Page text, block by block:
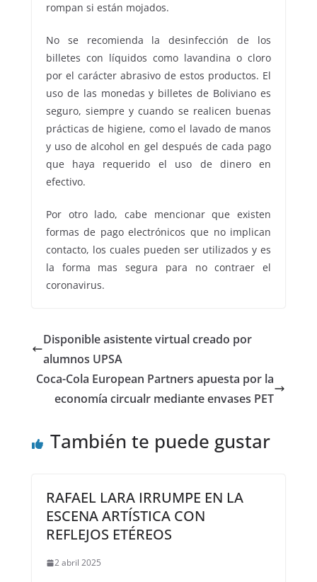
rompan si están mojados.
No se recomienda la desinfección de los
billetes con líquidos como lavandina o cloro
por el carácter abrasivo de estos productos. El
uso de las monedas y billetes de Boliviano es
seguro, siempre y cuando se realicen buenas
prácticas de higiene, como el lavado de manos
y uso de alcohol en gel después de cada pago
que haya requerido el uso de dinero en
efectivo.
Por otro lado, cabe mencionar que existen
formas de pago electrónicos que no implican
contacto, los cuales pueden ser utilizados y es
la forma mas segura para no contraer el
coronavirus.
Disponible asistente virtual creado por
alumnos UPSA
Coca-Cola European Partners apuesta por la
economía circualr mediante envases PET
También te puede gustar
RAFAEL LARA IRRUMPE EN LA
ESCENA ARTÍSTICA CON
REFLEJOS ETÉREOS
2 abril 2025